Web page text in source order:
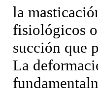
la
fisiológicos
succión que
La